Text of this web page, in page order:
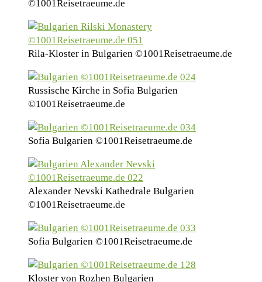
©1001Reisetraeume.de
Rila-Kloster in Bulgarien ©1001Reisetraeume.de
Russische Kirche in Sofia Bulgarien
©1001Reisetraeume.de
Sofia Bulgarien ©1001Reisetraeume.de
Alexander Nevski Kathedrale Bulgarien
©1001Reisetraeume.de
Sofia Bulgarien ©1001Reisetraeume.de
Kloster von Rozhen Bulgarien